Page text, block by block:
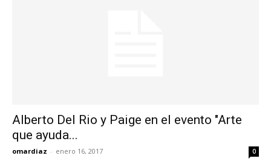
Alberto Del Rio y Paige en el evento "Arte
que ayuda...
omardiaz - enero 16, 2017 0